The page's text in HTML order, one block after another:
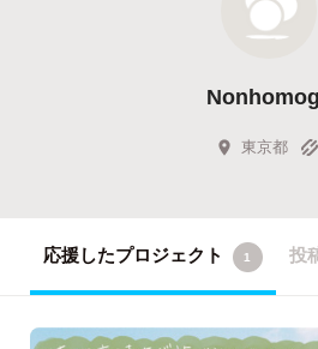
東京都
応援したプロジェクト 1 投